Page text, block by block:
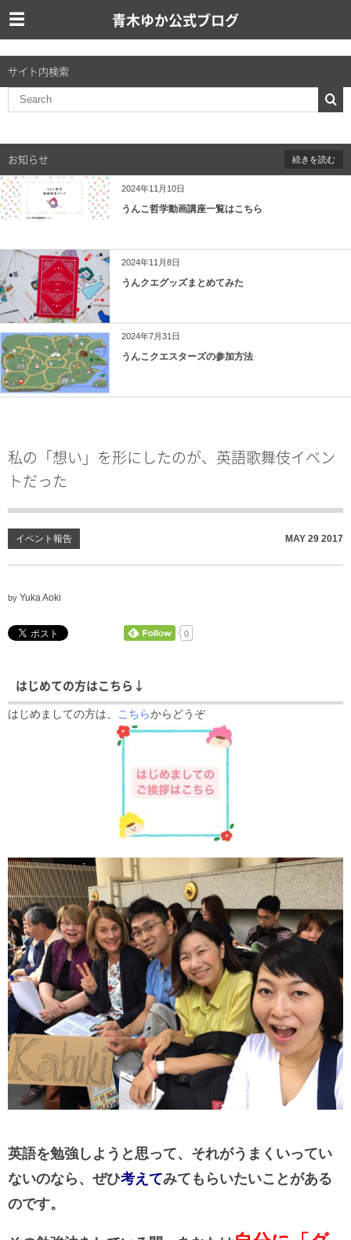
青木ゆか公式ブログ
サイト内検索
お知らせ
2024年11月10日
うんこ哲学動画講座一覧はこちら
2024年11月8日
うんクエグッズまとめてみた
2024年7月31日
うんこクエスターズの参加方法
続きを読む
私の「想い」を形にしたのが、英語歌舞伎イベン
トだった
イベント報告 MAY 29 2017
by Yuka Aoki
0
はじめての方はこちら↓
はじめましての方は、 こちらからどうぞ
英語を勉強しようと思って、それがうまくいってい
ないのなら、ぜひ考えてみてもらいたいことがある
のです。